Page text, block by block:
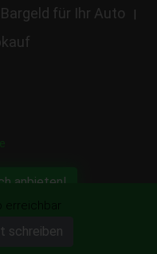
für Ihr Auto
anbieten!
erreichbar
schreiben